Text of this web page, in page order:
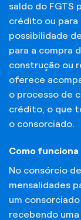
saldo do FGTS
crédito ou para
possibilidade
para a compra
construção ou
oferece
o processo de
crédito, o que
o consorciado.
Como
No consórcio
mensalidades
um
recebendo